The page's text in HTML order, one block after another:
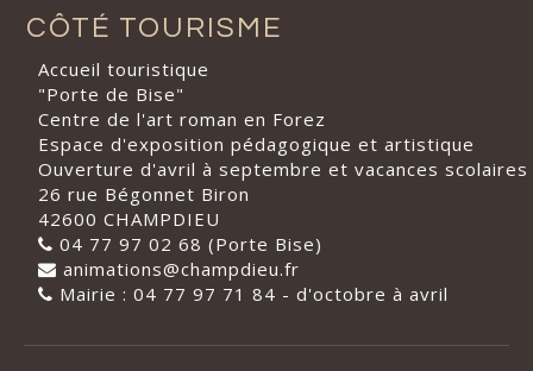
CÔTÉ TOURISME
Accueil touristique
"Porte de Bise"
Centre de l'art roman en Forez
Espace d'exposition pédagogique et artistique
Ouverture d'avril à septembre et vacances scolaires
26 rue Bégonnet Biron
42600 CHAMPDIEU
04 77 97 02 68 (Porte Bise)
animations@champdieu.fr
Mairie : 04 77 97 71 84 - d'octobre à avril